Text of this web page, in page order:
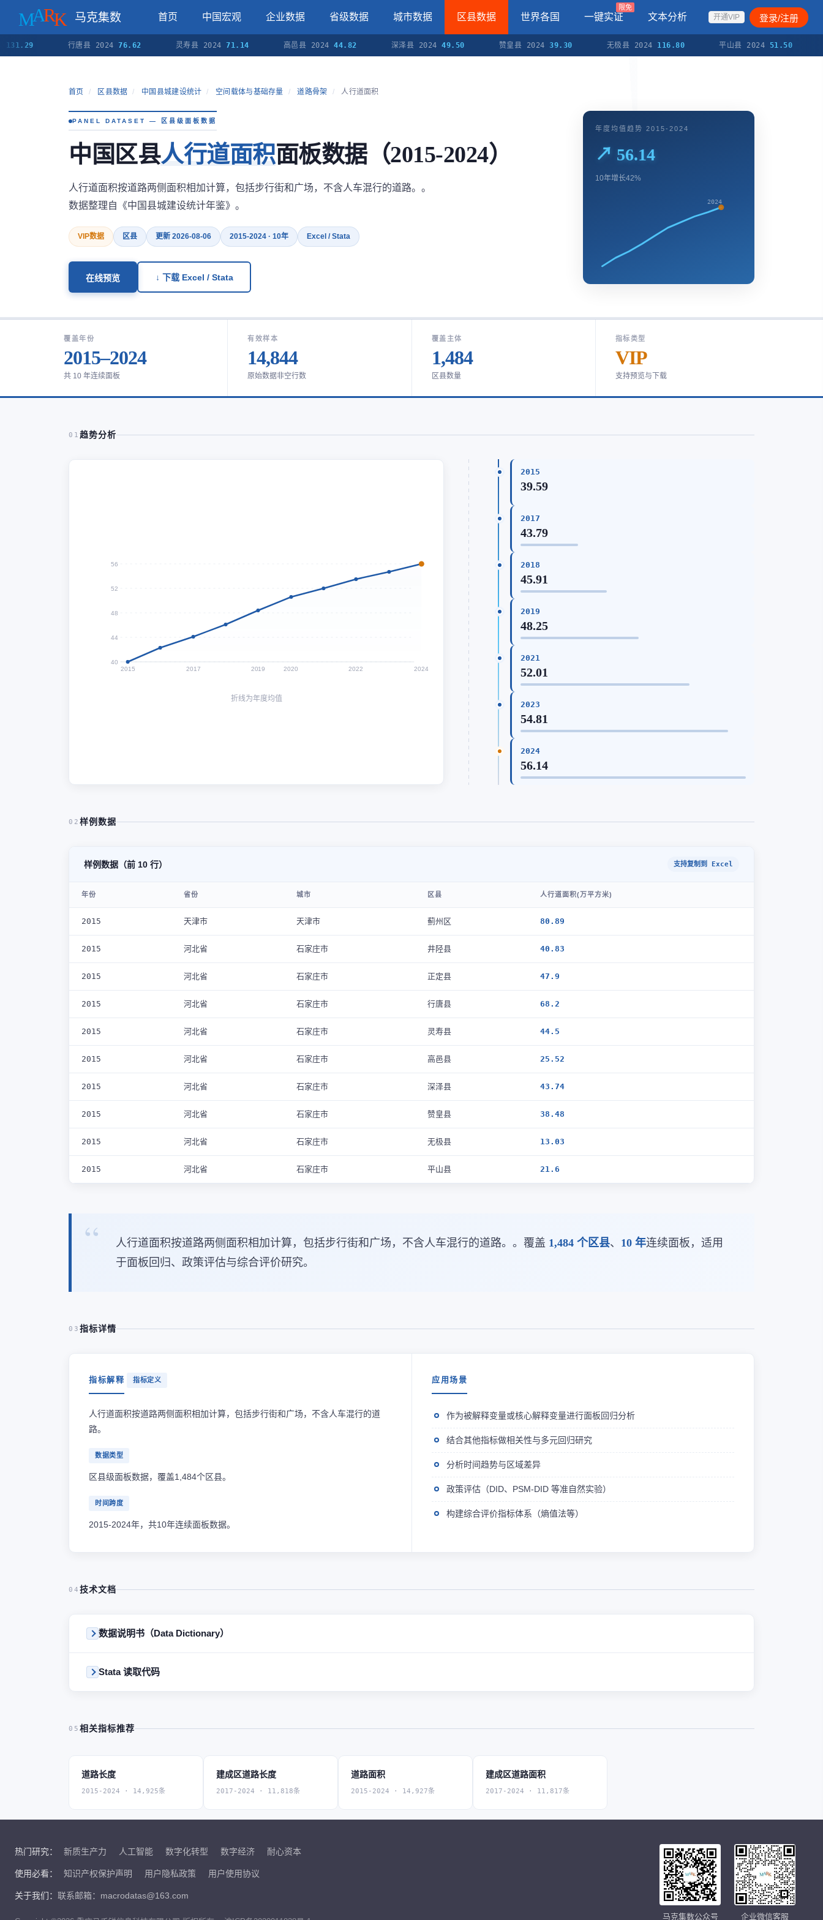
马克集数 首页 中国宏观 企业数据 省级数据 城市数据 区县数据 世界各国 一键实证
限免
文本分析 开通VIP 登录/注册
行唐县 2024 76.62 灵寿县 2024 71.14 高邑县 2024 44.82 深泽县 2024 49.50 赞皇县 2024 39.30 无极县 2024 116.80 平山县 2024 51.50
首页 / 区县数据 / 中国县城建设统计 / 空间载体与基础存量 / 道路骨架 / 人行道面积
PANEL DATASET — 区县级面板数据
中国区县人行道面积面板数据（2015-2024）
人行道面积按道路两侧面积相加计算，包括步行街和广场，不含人车混行的道路。。
数据整理自《中国县城建设统计年鉴》。
VIP数据 区县 更新 2026-08-06 2015-2024 · 10年 Excel / Stata
在线预览 ↓ 下载 Excel / Stata
年度均值趋势 2015-2024
↗ 56.14
10年增长42%
2024
覆盖年份
2015–2024
共 10 年连续面板
有效样本
14,844
原始数据非空行数
覆盖主体
1,484
区县数量
指标类型
VIP
支持预览与下载
01 趋势分析
56
52
48
44
40
2015
2017 2019 2020 2022 2024
折线为年度均值
2015
39.59
2017
43.79
2018
45.91
2019
48.25
2021
52.01
2023
54.81
2024
56.14
02 样例数据
样例数据（前 10 行） 支持复制到 Excel
年份 省份 城市 区县 人行道面积(万平方米)
2015 天津市 天津市 蓟州区 80.89
2015 河北省 石家庄市 井陉县 40.83
2015 河北省 石家庄市 正定县 47.9
2015 河北省 石家庄市 行唐县 68.2
2015 河北省 石家庄市 灵寿县 44.5
2015 河北省 石家庄市 高邑县 25.52
2015 河北省 石家庄市 深泽县 43.74
2015 河北省 石家庄市 赞皇县 38.48
2015 河北省 石家庄市 无极县 13.03
2015 河北省 石家庄市 平山县 21.6
人行道面积按道路两侧面积相加计算，包括步行街和广场，不含人车混行的道路。。覆盖 1,484 个区县、 10 年连续面板，适用
于面板回归、政策评估与综合评价研究。
03 指标详情
指标解释 指标定义
人行道面积按道路两侧面积相加计算，包括步行街和广场，不含人车混行的道
路。
数据类型
区县级面板数据，覆盖1,484个区县。
时间跨度
2015-2024年，共10年连续面板数据。
应用场景
作为被解释变量或核心解释变量进行面板回归分析
结合其他指标做相关性与多元回归研究
分析时间趋势与区域差异
政策评估（DID、PSM-DID 等准自然实验）
构建综合评价指标体系（熵值法等）
04 技术文档
数据说明书（Data Dictionary）
Stata 读取代码
05 相关指标推荐
道路长度
2015-2024 · 14,925条
建成区道路长度
2017-2024 · 11,818条
道路面积
2015-2024 · 14,927条
建成区道路面积
2017-2024 · 11,817条
热门研究： 新质生产力 人工智能 数字化转型 数字经济 耐心资本
使用必看： 知识产权保护声明 用户隐私政策 用户使用协议
关于我们： 联系邮箱：macrodatas@163.com
马克集数公众号 企业微信客服